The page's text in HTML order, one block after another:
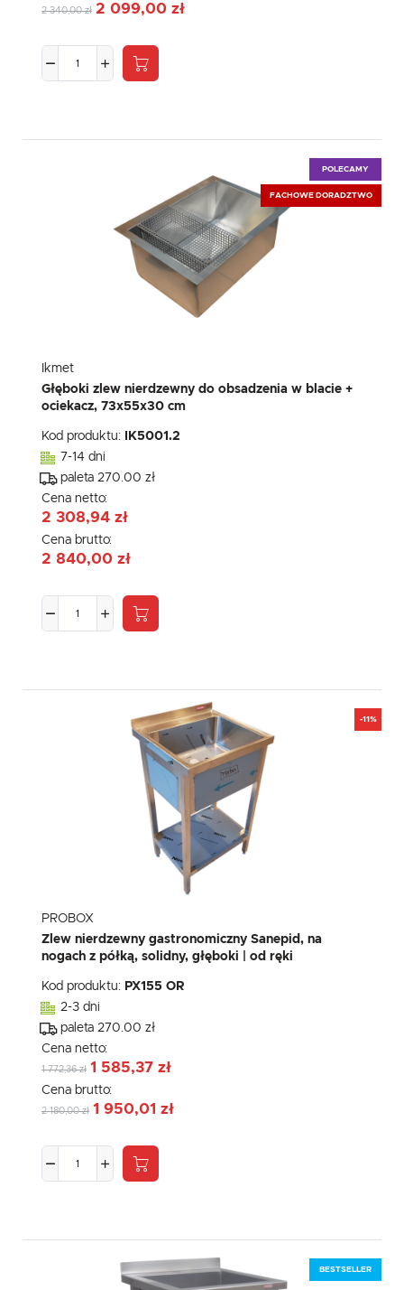
2 340,00 zł 2 099,00 zł
POLECAMY
FACHOWE DORADZTWO
Ikmet
Głęboki zlew nierdzewny do obsadzenia w blacie +
ociekacz, 73x55x30 cm
Kod produktu:
IK5001.2
7-14 dni
paleta 270.00 zł
Cena netto:
2 308,94 zł
Cena brutto:
2 840,00 zł
-11%
PROBOX
Zlew nierdzewny gastronomiczny Sanepid, na
nogach z półką, solidny, głęboki | od ręki
Kod produktu: PX155 OR
2-3 dni
paleta 270.00 zł
Cena netto:
1 772,36 zł 1 585,37 zł
Cena brutto:
2 180,00 zł 1 950,01 zł
BESTSELLER